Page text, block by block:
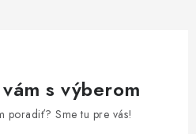
s výberom
poradiť? Sme tu pre vás!